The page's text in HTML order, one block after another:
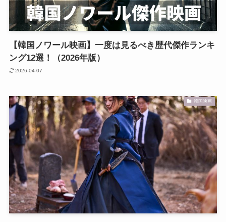
【韓国ノワール映画】一度は見るべき歴代傑作ランキ
ング12選！（2026年版）
2026-04-07
韓国映画